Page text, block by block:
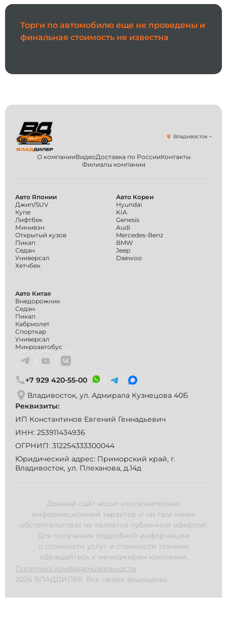
Торги по автомобилю еще не проведены и
финальная стоимость не известна
О компанииВидеоДоставка по РоссииКонтакты
Филиалы компании
Владивосток
+7 929 420-55-00
Владивосток, ул. Адмирала Кузнецова 40Б
Реквизиты:
ИП Константинов Евгений Геннадьевич
ИНН: 253911434936
ОГРНИП: 312254333300044
Юридический адрес: Приморский край, г.
Владивосток, ул. Плеханова, д.14д
Авто Японии
Джип/SUV
Купе
Лифтбек
Минивэн
Открытый кузов
Пикап
Седан
Универсал
Хетчбек
Авто Кореи
Hyundai
KIA
Genesis
Audi
Mercedes-Benz
BMW
Jeep
Daewoo
Авто Китая
Внедорожник
Седан
Пикап
Кабриолет
Спорткар
Универсал
Микроавтобус
2026 ВЛАДДИЛЕР. Все права защищены.
Данный сайт носит исключительно
информационный характер и ни при каких
обстоятельствах не является публичной офертой.
Для получения подробной информации
о стоимости услуг и стоимости техники
обращайтесь к менеджерам компании.
Политика конфиденциальности